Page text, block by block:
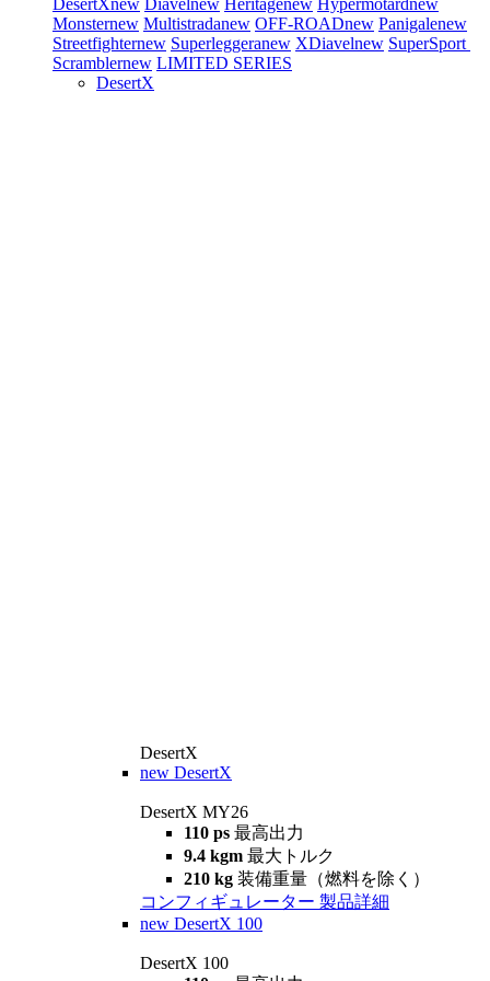
DesertXnew Diavelnew Heritagenew Hypermotardnew
Monsternew Multistradanew OFF-ROADnew Panigalenew
Streetfighternew Superleggeranew XDiavelnew SuperSport
Scramblernew LIMITED SERIES
DesertX
DesertX
new DesertX
DesertX MY26
110 ps 最高出力
9.4 kgm 最大トルク
210 kg 装備重量（燃料を除く）
コンフィギュレーター 製品詳細
new DesertX 100
DesertX 100